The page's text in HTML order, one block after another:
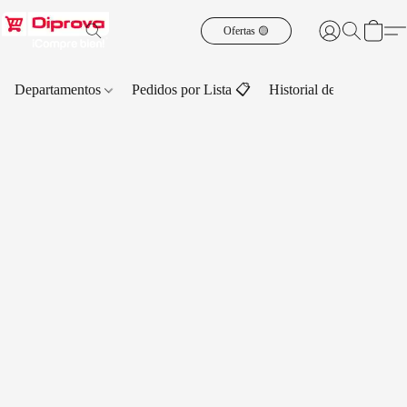
Ofertas 🟡
Departamentos Pedidos por Lista 📋 Historial de Pedidos